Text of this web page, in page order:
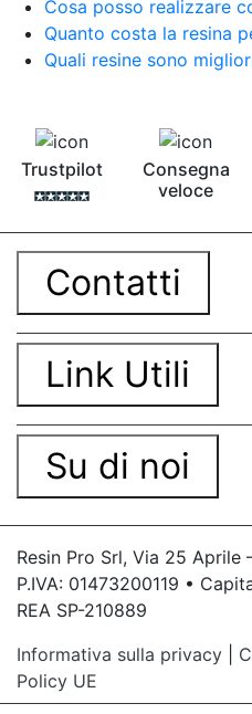
Cosa posso realizzare
Quanto costa la resina
Quali resine sono
Trustpilot
Consegna
veloce
Contatti
Link Utili
Su di noi
Resin Pro Srl, Via 25 Aprile
P.IVA: 01473200119 •
REA SP-210889
Informativa sulla privacy
Policy UE